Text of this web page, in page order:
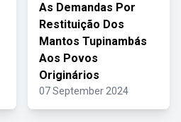
As Demandas Por
Restituição Dos
Mantos Tupinambás
Aos Povos
Originários
07 September 2024